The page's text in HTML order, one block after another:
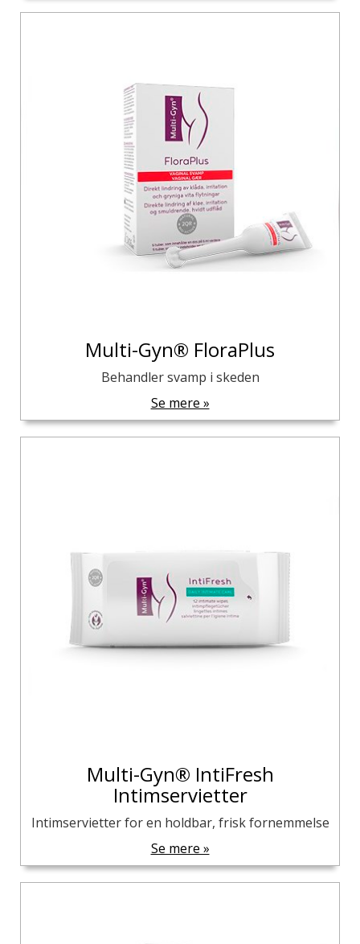
Multi-Gyn® FloraPlus
Behandler svamp i skeden
Se mere »
Multi-Gyn® IntiFresh
Intimservietter
Intimservietter for en holdbar, frisk fornemmelse
Se mere »